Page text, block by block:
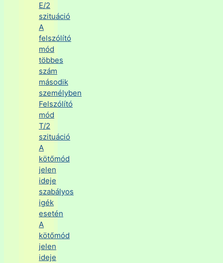
E/2
szituáció
A
felszólító
mód
többes
szám
második
személyben
Felszólító
mód
T/2
szituáció
A
kötőmód
jelen
ideje
szabályos
igék
esetén
A
kötőmód
jelen
ideje